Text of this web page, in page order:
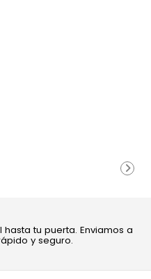
tu puerta. Enviamos a
y seguro.